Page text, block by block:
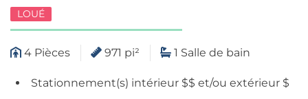
LOUÉ
4 Pièces 971 pi² 1 Salle de bain
Stationnement(s) intérieur $$ et/ou extérieur $